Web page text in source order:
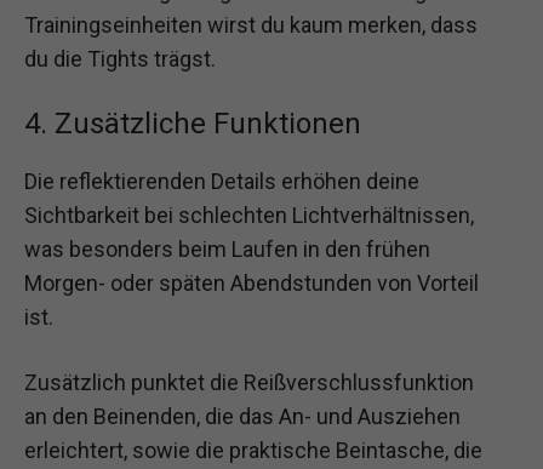
Trainingseinheiten wirst du kaum merken, dass
du die Tights trägst.
4. Zusätzliche Funktionen
Die reflektierenden Details erhöhen deine
Sichtbarkeit bei schlechten Lichtverhältnissen,
was besonders beim Laufen in den frühen
Morgen- oder späten Abendstunden von Vorteil
ist.
Zusätzlich punktet die Reißverschlussfunktion
an den Beinenden, die das An- und Ausziehen
erleichtert, sowie die praktische Beintasche, die